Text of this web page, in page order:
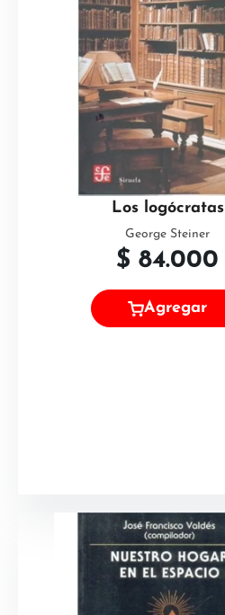
Los logócratas
George Steiner
$ 84.000
Agregar